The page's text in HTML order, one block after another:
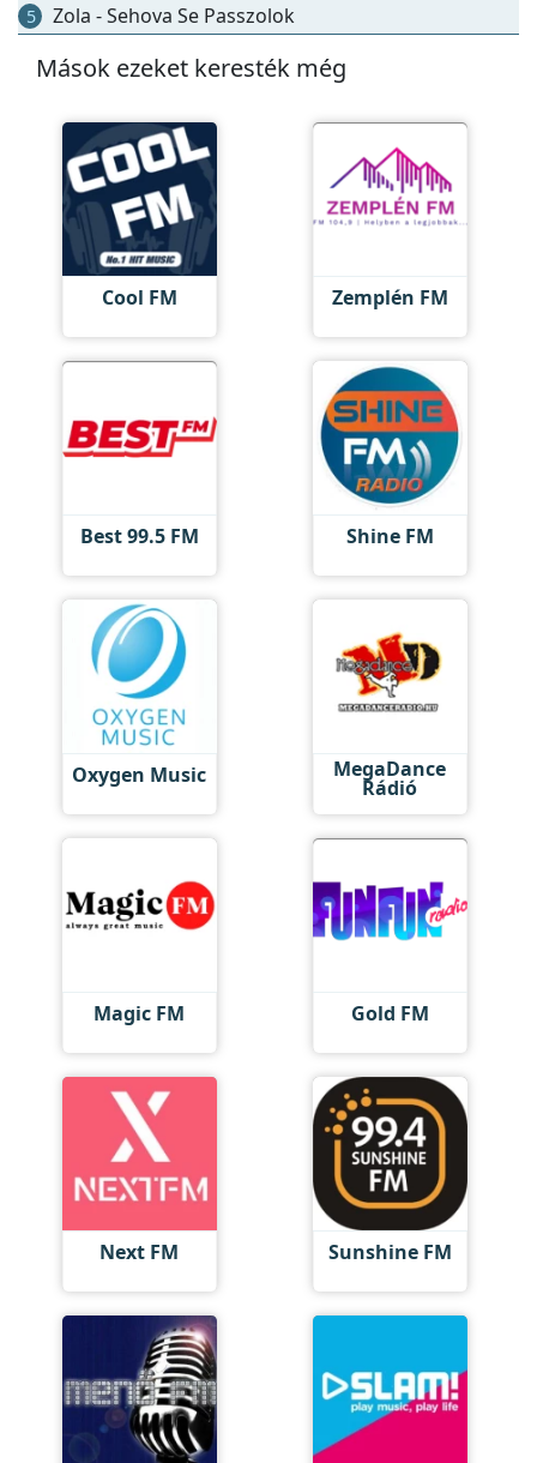
5 Zola - Sehova Se Passzolok
Mások ezeket keresték még
Cool FM Zemplén FM
Best 99.5 FM Shine FM
Oxygen Music MegaDance
Rádió
Magic FM Gold FM
Next FM Sunshine FM